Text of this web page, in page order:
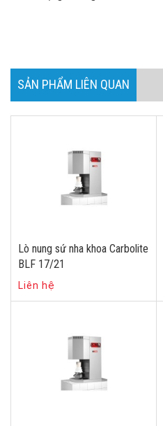
SẢN PHẨM LIÊN QUAN
Lò nung sứ nha khoa Carbolite
BLF 17/21
Liên hệ